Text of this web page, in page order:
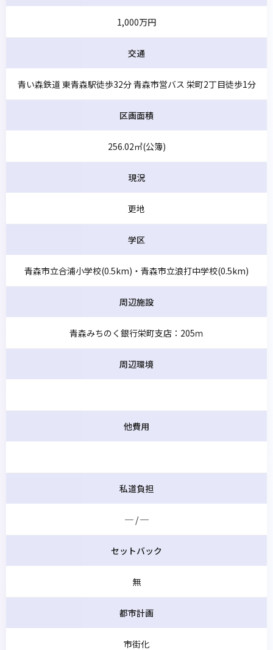
1,000万円
交通
青い森鉄道 東青森駅徒歩32分 青森市営バス 栄町2丁目徒歩1分
区画面積
256.02㎡(公簿)
現況
更地
学区
青森市立合浦小学校(0.5km)・青森市立浪打中学校(0.5km)
周辺施設
青森みちのく銀行栄町支店：205ｍ
周辺環境
他費用
私道負担
─ / ─
セットバック
無
都市計画
市街化